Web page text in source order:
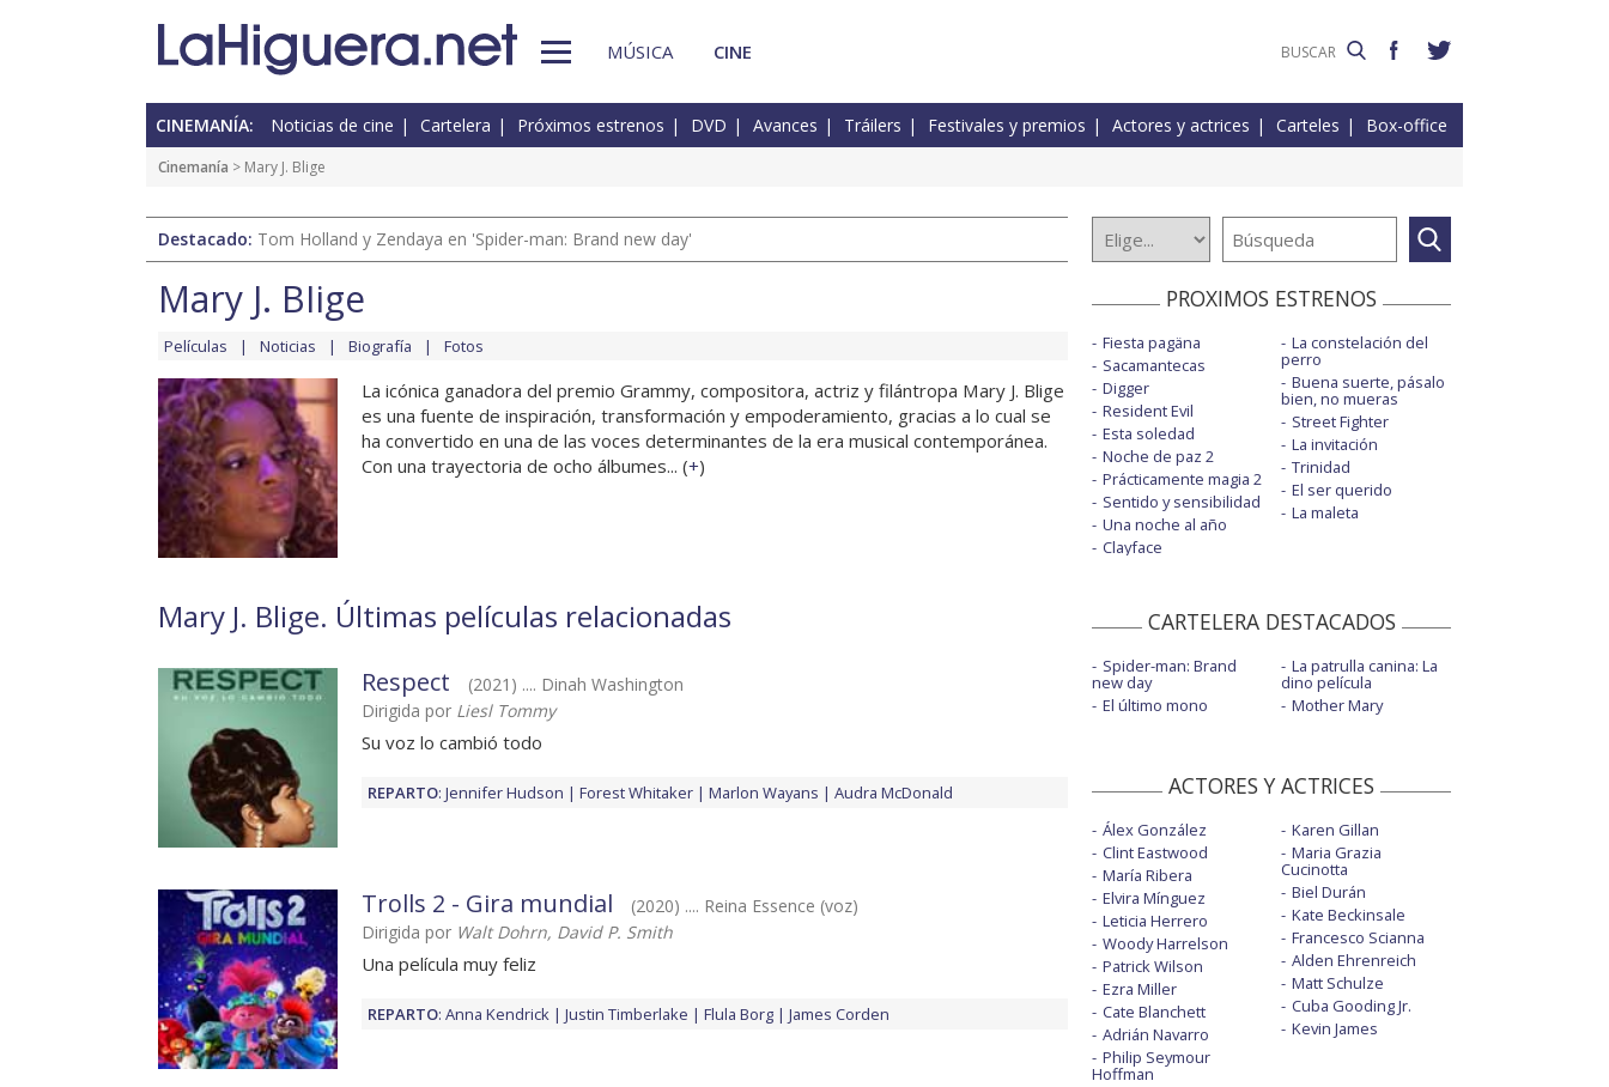
MÚSICA CINE
CINEMANÍA: Noticias de cine Cartelera Próximos estrenos DVD Avances Tráilers Festivales y premios Actores y actrices Carteles Box-office
Cinemanía > Mary J. Blige
Destacado: Tom Holland y Zendaya en 'Spider-man: Brand new day'
Mary J. Blige
Películas Noticias Biografía Fotos
La icónica ganadora del premio Grammy, compositora, actriz y filántropa Mary J. Blige
es una fuente de inspiración, transformación y empoderamiento, gracias a lo cual se
ha convertido en una de las voces determinantes de la era musical contemporánea.
Con una trayectoria de ocho álbumes... (+)
Mary J. Blige. Últimas películas relacionadas
Respect
(2021) .... Dinah Washington
Dirigida por Liesl Tommy
Su voz lo cambió todo
REPARTO: Jennifer Hudson Forest Whitaker Marlon Wayans Audra McDonald
Trolls 2 - Gira mundial
(2020) .... Reina Essence (voz)
Dirigida por Walt Dohrn, David P. Smith
Una película muy feliz
REPARTO: Anna Kendrick Justin Timberlake Flula Borg James Corden
PROXIMOS ESTRENOS
Fiesta pagäna
Sacamantecas
Digger
Resident Evil
Esta soledad
Noche de paz 2
Prácticamente magia 2
Sentido y sensibilidad
Una noche al año
Clayface
La constelación del
perro
Buena suerte, pásalo
bien, no mueras
Street Fighter
La invitación
Trinidad
El ser querido
La maleta
CARTELERA DESTACADOS
Spider-man: Brand
new day
El último mono
La patrulla canina: La
dino película
Mother Mary
ACTORES Y ACTRICES
Álex González
Clint Eastwood
María Ribera
Elvira Mínguez
Leticia Herrero
Woody Harrelson
Patrick Wilson
Ezra Miller
Cate Blanchett
Adrián Navarro
Philip Seymour
Hoffman
Karen Gillan
Maria Grazia
Cucinotta
Biel Durán
Kate Beckinsale
Francesco Scianna
Alden Ehrenreich
Matt Schulze
Cuba Gooding Jr.
Kevin James